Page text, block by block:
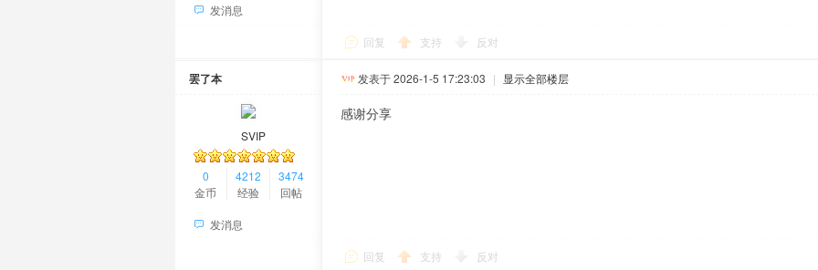
发消息
回复 支持 反对
罢了本
SVIP
0
金币
4212
经验
3474
回帖
发消息
发表于 2026-1-5 17:23:03 | 显示全部楼层
感谢分享
回复 支持 反对